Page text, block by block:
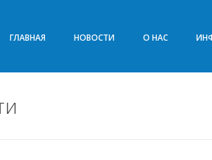
ГЛАВНАЯ НОВОСТИ О НАС